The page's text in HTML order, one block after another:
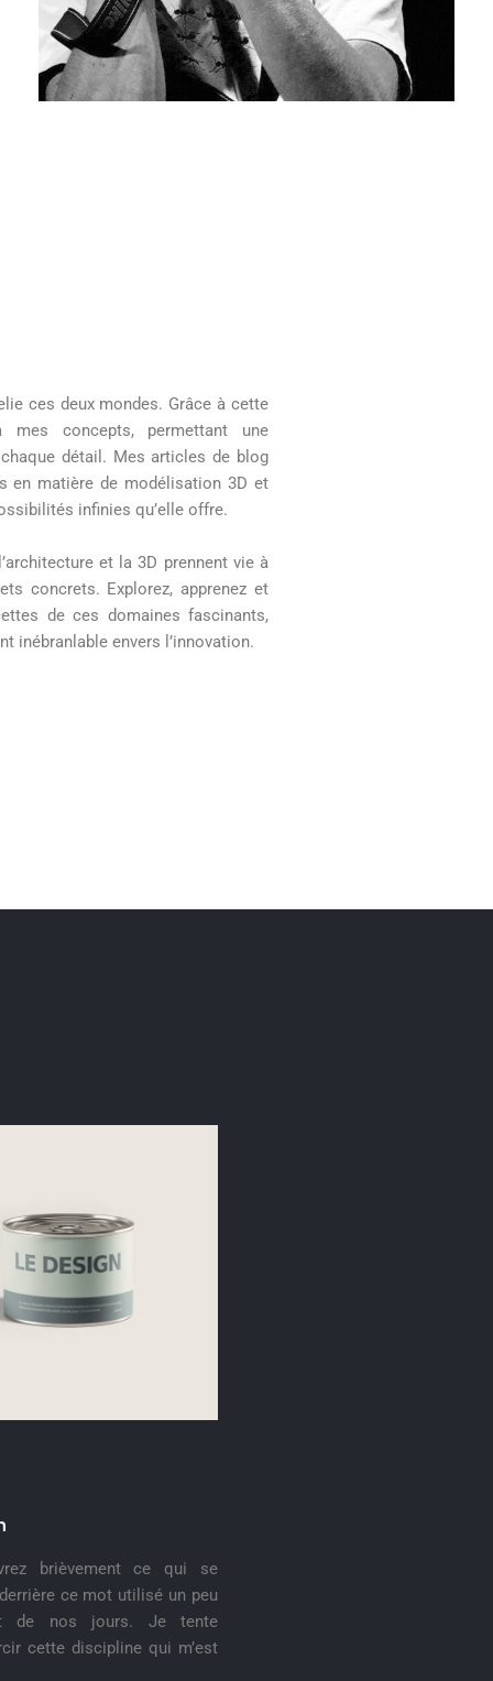
ces deux mondes. Grâce à cette
concepts, permettant une
détail. Mes articles de blog
en matière de modélisation 3D et
infinies qu’elle offre.
et la 3D prennent vie à
concrets. Explorez, apprenez et
de ces domaines fascinants,
inébranlable envers l’innovation.
brièvement ce qui se
ce mot utilisé un peu
de nos jours. Je tente
cette discipline qui m’est